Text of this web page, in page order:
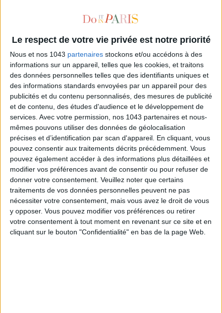
Le respect de votre vie privée est notre priorité
Nous et nos 1043 partenaires stockons et/ou accédons à des
informations sur un appareil, telles que les cookies, et traitons
des données personnelles telles que des identifiants uniques et
des informations standards envoyées par un appareil pour des
publicités et du contenu personnalisés, des mesures de publicité
et de contenu, des études d'audience et le développement de
services. Avec votre permission, nos 1043 partenaires et nous-
mêmes pouvons utiliser des données de géolocalisation
précises et d’identification par scan d'appareil. En cliquant, vous
pouvez consentir aux traitements décrits précédemment. Vous
pouvez également accéder à des informations plus détaillées et
modifier vos préférences avant de consentir ou pour refuser de
donner votre consentement. Veuillez noter que certains
traitements de vos données personnelles peuvent ne pas
nécessiter votre consentement, mais vous avez le droit de vous
y opposer. Vous pouvez modifier vos préférences ou retirer
votre consentement à tout moment en revenant sur ce site et en
cliquant sur le bouton "Confidentialité" en bas de la page Web.
LES SACS D’ÉTÉ QUI DONNENT LE TON DE LA SAISON